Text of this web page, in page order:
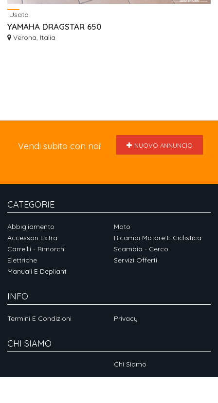
Usato
YAMAHA DRAGSTAR 650
Verona, Italia
Vendi subito con noi! NUOVO ANNUNCIO
CATEGORIE
Abbigliamento
Accessori Extra
Carrellli - Rimorchi
Elettriche
Manuali E Depliant
Moto
Ricambi Motore E Ciclistica
Scambio - Cerco
Servizi Offerti
INFO
Termini E Condizioni Privacy
CHI SIAMO
Chi Siamo